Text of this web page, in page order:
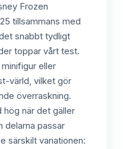
Frozen
tillsammans med
snabbt tydligt
toppar vårt test.
eller
värld, vilket gör
överraskning.
hög när det gäller
delarna passar
särskilt variationen: